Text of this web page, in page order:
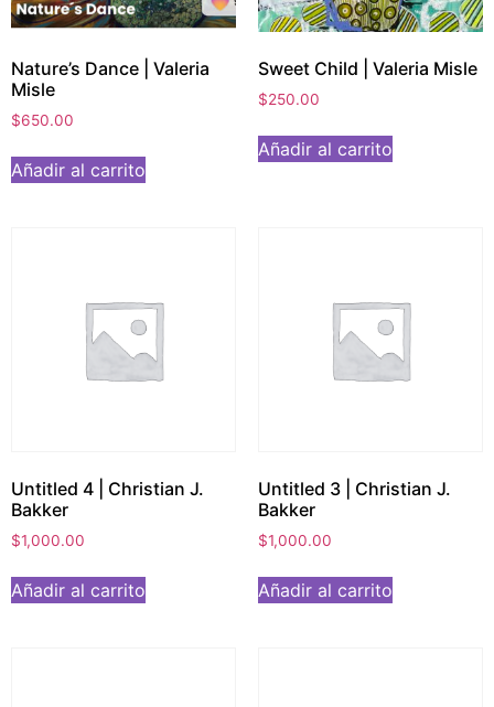
Nature’s Dance | Valeria
Misle
$650.00
Añadir al carrito
Sweet Child | Valeria Misle
$250.00
Añadir al carrito
Untitled 4 | Christian J.
Bakker
$1,000.00
Añadir al carrito
Untitled 3 | Christian J.
Bakker
$1,000.00
Añadir al carrito